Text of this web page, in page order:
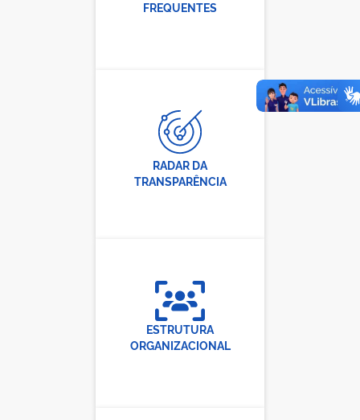
FREQUENTES
RADAR DA
TRANSPARÊNCIA
ESTRUTURA
ORGANIZACIONAL